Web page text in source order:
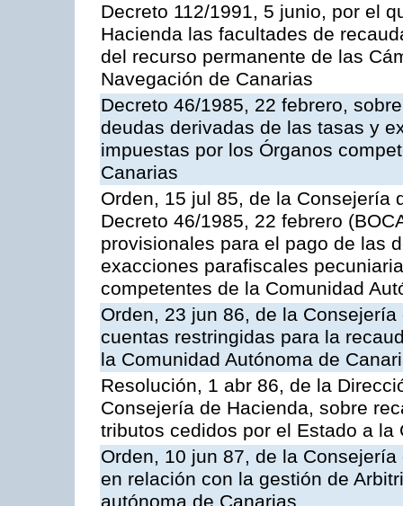
Decreto 112/1991, 5 junio, por el
Hacienda las facultades de
del recurso permanente de las
Navegación de Canarias
Decreto 46/1985, 22 febrero,
deudas derivadas de las tasas y
impuestas por los Órganos
Canarias
Orden, 15 jul 85, de la Consejería
Decreto 46/1985, 22 febrero
provisionales para el pago de las
exacciones parafiscales
competentes de la Comunidad
Orden, 23 jun 86, de la
cuentas restringidas para la
la Comunidad Autónoma de
Resolución, 1 abr 86, de la
Consejería de Hacienda, sobre
tributos cedidos por el Estado a
Orden, 10 jun 87, de la
en relación con la gestión de